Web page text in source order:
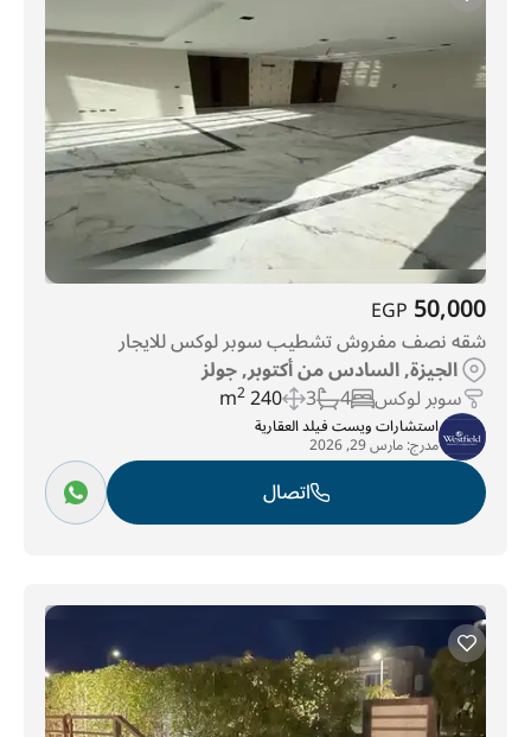
50,000
EGP
شقه نصف مفروش تشطيب سوبر لوكس للايجار
الجيزة, السادس من أكتوبر, جولز
سوبر لوكس 4
3
240 m
2
استشارات ويست فيلد العقارية
مدرج:مارس 29, 2026
اتصال